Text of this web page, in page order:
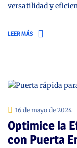
versatilidad y
LEER MÁS
16 de mayo de 2024
Optimice la
con Puerta